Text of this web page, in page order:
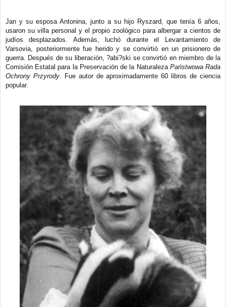
Jan y su esposa Antonina, junto a su hijo Ryszard, que tenía 6 años,
usaron su villa personal y el propio zoológico para albergar a cientos de
judíos desplazados. Además, luchó durante el Levantamiento de
Varsovia, posteriormente fue herido y se convirtió en un prisionero de
guerra. Después de su liberación, ?abi?ski se convirtió en miembro de la
Comisión Estatal para la Preservación de la Naturaleza Państwowa Rada
Ochrony Przyrody. Fue autor de aproximadamente 60 libros de ciencia
popular.